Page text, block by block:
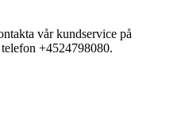
vår kundservice på
+4524798080.